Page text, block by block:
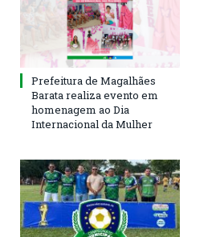
Prefeitura de Magalhães
Barata realiza evento em
homenagem ao Dia
Internacional da Mulher